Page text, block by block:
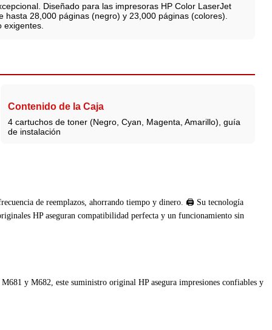
Diseñado para las impresoras HP Color LaserJet
28,000 páginas (negro) y 23,000 páginas (colores).
Contenido de la Caja
4 cartuchos de toner (Negro, Cyan, Magenta, Amarillo), guía
de instalación
de reemplazos, ahorrando tiempo y dinero. 🖨️ Su tecnología
HP aseguran compatibilidad perfecta y un funcionamiento sin
y M682, este suministro original HP asegura impresiones confiables y